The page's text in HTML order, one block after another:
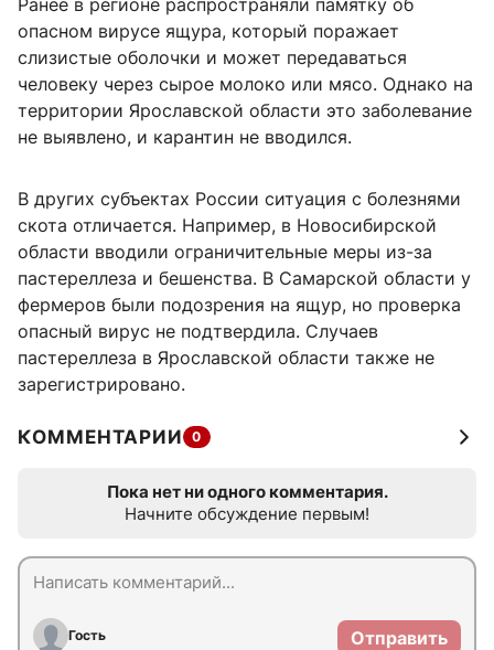
опасном вирусе ящура, который поражает
слизистые оболочки и может передаваться
человеку через сырое молоко или мясо. Однако на
территории Ярославской области это заболевание
не выявлено, и карантин не вводился.
В других субъектах России ситуация с болезнями
скота отличается. Например, в Новосибирской
области вводили ограничительные меры из-за
пастереллеза и бешенства. В Самарской области у
фермеров были подозрения на ящур, но проверка
опасный вирус не подтвердила. Случаев
пастереллеза в Ярославской области также не
зарегистрировано.
КОММЕНТАРИИ 0
Пока нет ни одного комментария.
Начните обсуждение первым!
Гость Отправить